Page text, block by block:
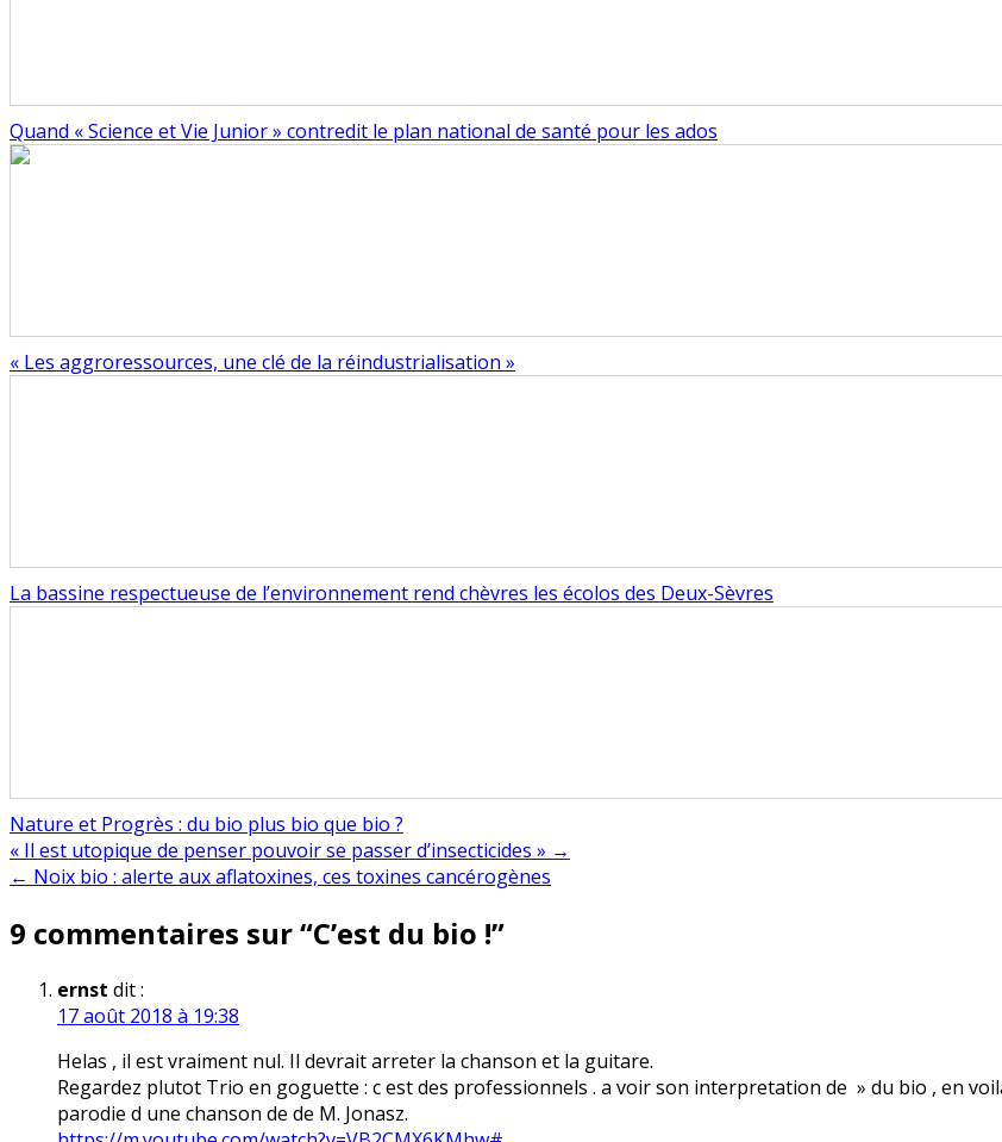
Quand « Science et Vie Junior » contredit le plan national de santé pour les ados
« Les aggroressources, une clé de la réindustrialisation »
La bassine respectueuse de l’environnement rend chèvres les écolos des Deux-Sèvres
Nature et Progrès : du bio plus bio que bio ?
Navigation
de
l’article
« Il est utopique de penser pouvoir se passer d’insecticides » →
← Noix bio : alerte aux aflatoxines, ces toxines cancérogènes
9 commentaires sur “C’est du bio !”
ernst dit :
17 août 2018 à 19:38
Helas , il est vraiment nul. Il devrait arreter la chanson et la guitare.
Regardez plutot Trio en goguette : c est des professionnels . a voir son interpretation de » du bio , en
parodie d une chanson de de M. Jonasz.